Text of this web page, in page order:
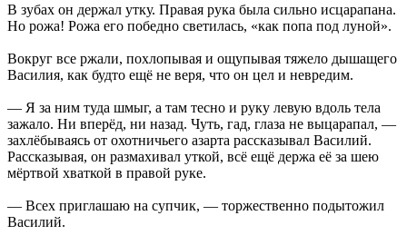
В зубах он держал утку. Правая рука была сильно исцарапана.
Но рожа! Рожа его победно светилась, «как попа под луной».
Вокруг все ржали, похлопывая и ощупывая тяжело дышащего
Василия, как будто ещё не веря, что он цел и невредим.
— Я за ним туда шмыг, а там тесно и руку левую вдоль тела
зажало. Ни вперёд, ни назад. Чуть, гад, глаза не выцарапал, —
захлёбываясь от охотничьего азарта рассказывал Василий.
Рассказывая, он размахивал уткой, всё ещё держа её за шею
мёртвой хваткой в правой руке.
— Всех приглашаю на супчик, — торжественно подытожил
Василий.